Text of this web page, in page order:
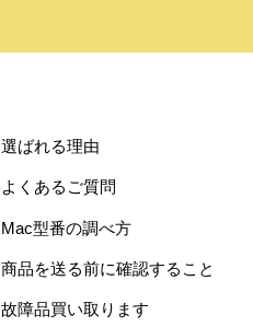
選ばれる理由
よくあるご質問
Mac型番の調べ方
商品を送る前に確認すること
故障品買い取ります